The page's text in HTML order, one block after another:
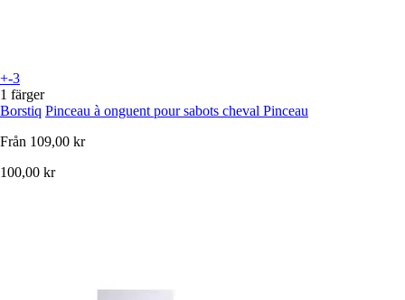
+-3
1 färger
Borstiq Pinceau à onguent pour sabots cheval Pinceau
Från 109,00 kr
100,00 kr